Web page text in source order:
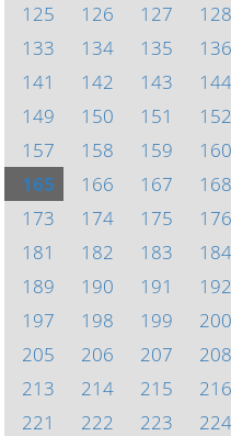
125
126 127 128
133
134 135 136
141
142 143 144
149
150 151 152
157
158 159 160
165
166 167 168
173
174 175 176
181
182 183 184
189
190 191 192
197
198 199 200
205
206 207 208
213
214 215 216
221
222 223 224